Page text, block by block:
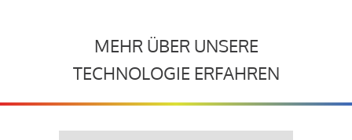
MEHR ÜBER UNSERE
TECHNOLOGIE ERFAHREN